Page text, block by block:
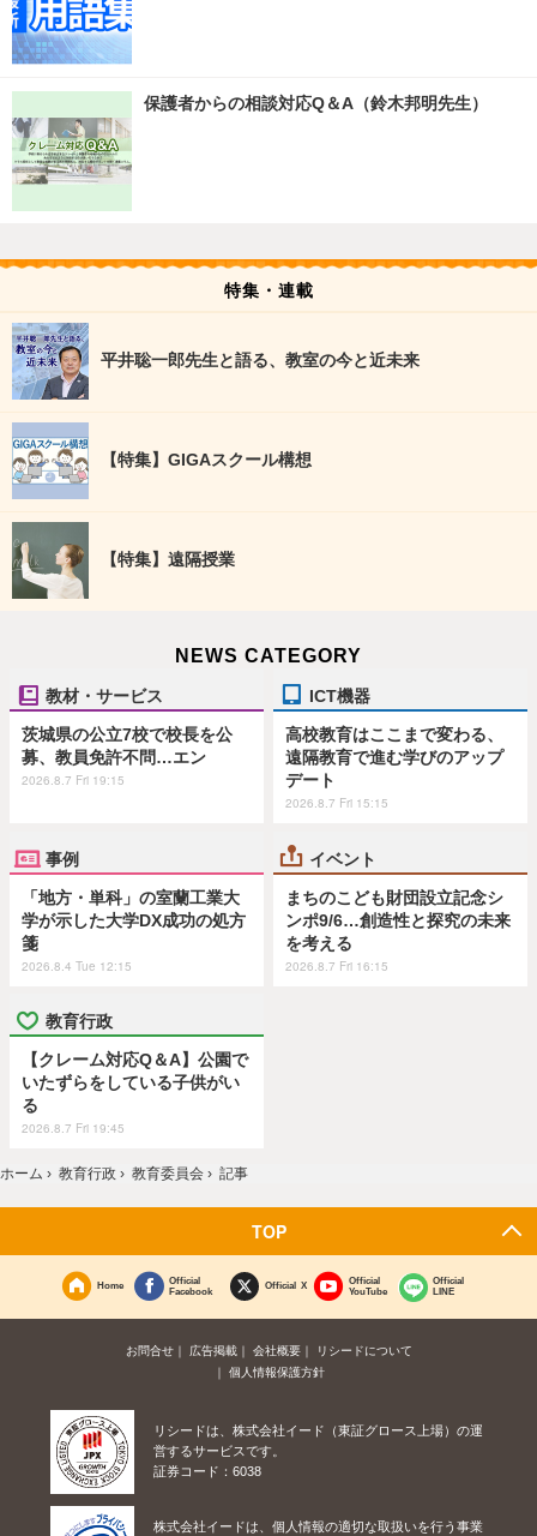
保護者からの相談対応Q＆A（鈴木邦明先生）
特集・連載
平井聡一郎先生と語る、教室の今と近未来
【特集】GIGAスクール構想
【特集】遠隔授業
NEWS CATEGORY
教材・サービス
茨城県の公立7校で校長を公
募、教員免許不問…エン
2026.8.7 Fri 19:15
ICT機器
高校教育はここまで変わる、
遠隔教育で進む学びのアップ
デート
2026.8.7 Fri 15:15
事例
「地方・単科」の室蘭工業大
学が示した大学DX成功の処方
箋
2026.8.4 Tue 12:15
イベント
まちのこども財団設立記念シ
ンポ9/6…創造性と探究の未来
を考える
2026.8.7 Fri 16:15
教育行政
【クレーム対応Q＆A】公園で
いたずらをしている子供がい
る
2026.8.7 Fri 19:45
ホーム › 教育行政 › 教育委員会 › 記事
TOP
Home
Official
Facebook
Official X
Official
YouTube
Official
LINE
お問合せ 広告掲載 会社概要
リシードについて
個人情報保護方針
リシードは、株式会社イード（東証グロース上場）の運
営するサービスです。
証券コード：6038
株式会社イードは、個人情報の適切な取扱いを行う事業